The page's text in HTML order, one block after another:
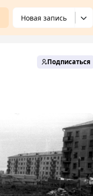
Новая запись
Подписаться